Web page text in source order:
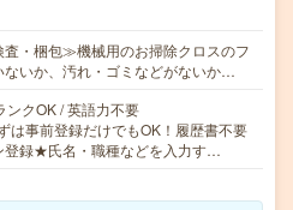
・梱包≫機械用のお掃除クロスのフ
ないか、汚れ・ゴミなどがないか…
ンクOK / 英語力不要
は事前登録だけでもOK！履歴書不要
登録★氏名・職種などを入力す…